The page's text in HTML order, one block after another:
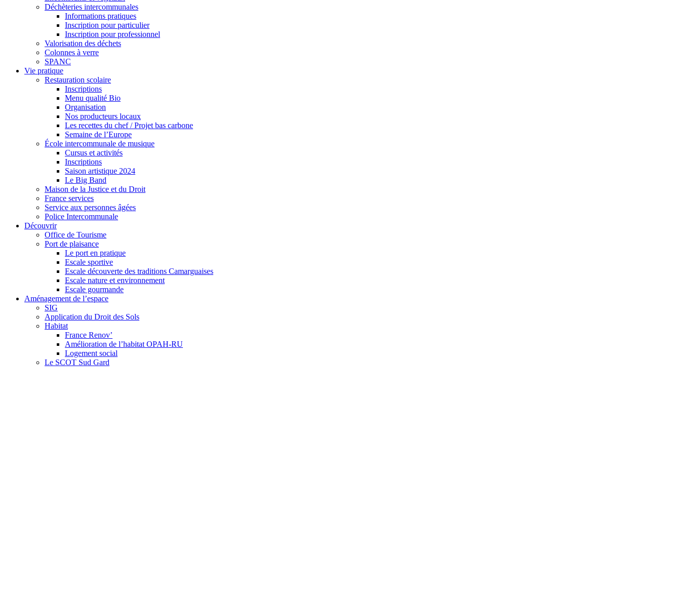
Déchèteries intercommunales
Informations pratiques
Inscription pour particulier
Inscription pour professionnel
Valorisation des déchets
Colonnes à verre
SPANC
Vie pratique
Restauration scolaire
Inscriptions
Menu qualité Bio
Organisation
Nos producteurs locaux
Les recettes du chef / Projet bas carbone
Semaine de l’Europe
École intercommunale de musique
Cursus et activités
Inscriptions
Saison artistique 2024
Le Big Band
Maison de la Justice et du Droit
France services
Service aux personnes âgées
Police Intercommunale
Découvrir
Office de Tourisme
Port de plaisance
Le port en pratique
Escale sportive
Escale découverte des traditions Camarguaises
Escale nature et environnement
Escale gourmande
Aménagement de l’espace
SIG
Application du Droit des Sols
Habitat
France Renov’
Amélioration de l’habitat OPAH-RU
Logement social
Le SCOT Sud Gard